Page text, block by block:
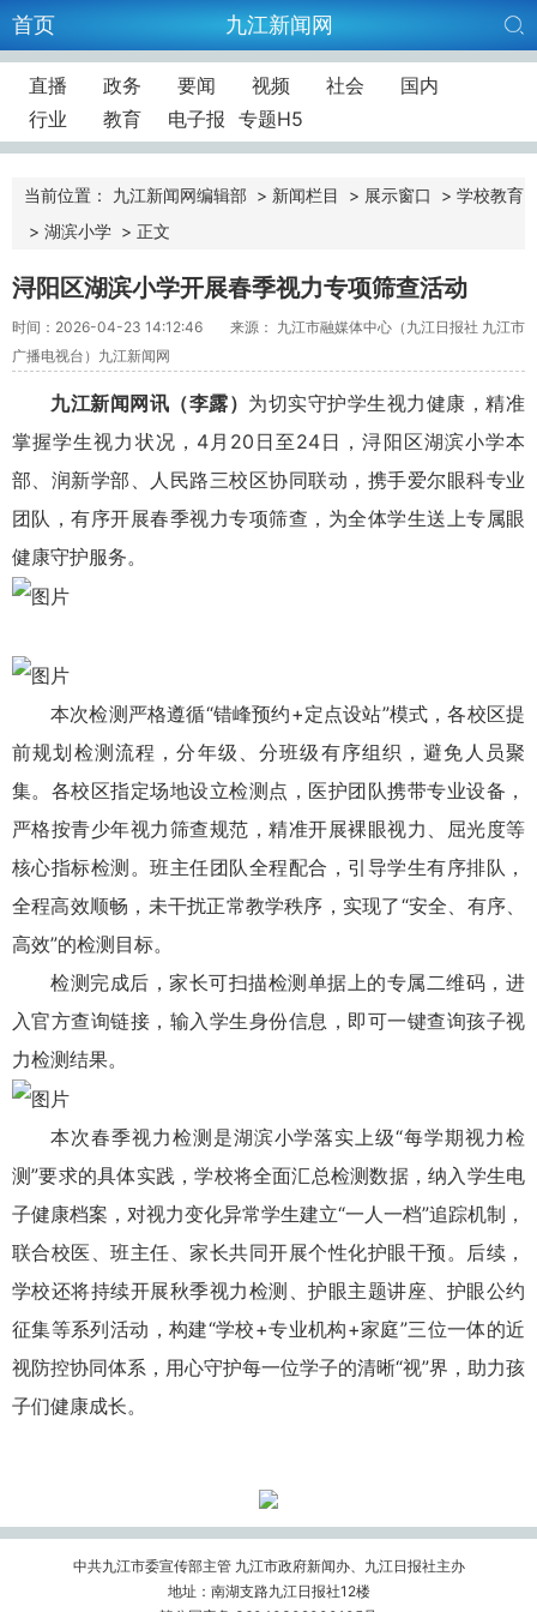
首页 九江新闻网
直播 政务 要闻 视频 社会
国内
行业
教育 电子报 专题H5
当前位置： 九江新闻网编辑部 > 新闻栏目 > 展示窗口 > 学校教育
> 湖滨小学 > 正文
浔阳区湖滨小学开展春季视力专项筛查活动
时间：2026-04-23 14:12:46
来源： 九江市融媒体中心（九江日报社 九江市
广播电视台）九江新闻网
九江新闻网讯（李露） 为切实守护学生视力健康，精准
掌握学生视力状况，4月20日至24日，浔阳区湖滨小学本
部、润新学部、人民路三校区协同联动，携手爱尔眼科专业
团队，有序开展春季视力专项筛查，为全体学生送上专属眼
健康守护服务。
本次检测严格遵循“错峰预约+定点设站”模式，各校区提
前规划检测流程，分年级、分班级有序组织，避免人员聚
集。各校区指定场地设立检测点，医护团队携带专业设备，
严格按青少年视力筛查规范，精准开展裸眼视力、屈光度等
核心指标检测。班主任团队全程配合，引导学生有序排队，
全程高效顺畅，未干扰正常教学秩序，实现了“安全、有序、
高效”的检测目标。
检测完成后，家长可扫描检测单据上的专属二维码，进
入官方查询链接，输入学生身份信息，即可一键查询孩子视
力检测结果。
本次春季视力检测是湖滨小学落实上级“每学期视力检
测”要求的具体实践，学校将全面汇总检测数据，纳入学生电
子健康档案，对视力变化异常学生建立“一人一档”追踪机制，
联合校医、班主任、家长共同开展个性化护眼干预。后续，
学校还将持续开展秋季视力检测、护眼主题讲座、护眼公约
征集等系列活动，构建“学校+专业机构+家庭”三位一体的近
视防控协同体系，用心守护每一位学子的清晰“视”界，助力孩
子们健康成长。
中共九江市委宣传部主管 九江市政府新闻办、九江日报社主办
地址：南湖支路九江日报社12楼